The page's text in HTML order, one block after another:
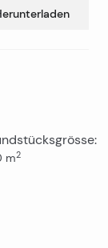
:
m2